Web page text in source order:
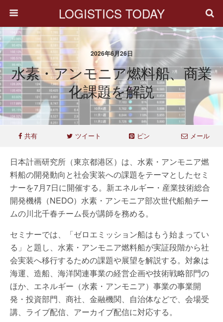
LOGISTICS TODAY
2026年6月26日
水素・アンモニア燃料船、商業
化課題を解説
共有 ツイート ピン メール
日本計画研究所（東京都港区）は、水素・アンモニア燃
料船の開発動向と社会実装への課題をテーマとしたセミ
ナーを7月7日に開催する。新エネルギー・産業技術総合
開発機構（NEDO）水素・アンモニア部次世代船舶チー
ムの川北千春チーム長が講師を務める。
セミナーでは、「ゼロエミッション船はもう始まってい
る」と題し、水素・アンモニア燃料船が実証段階から社
会実装へ移行するための課題や展望を解説する。対象は
海運、造船、海洋関連事業の経営企画や技術戦略部門の
ほか、エネルギー（水素・アンモニア）事業の事業開
発・投資部門、商社、金融機関、自治体などで、会場受
講、ライブ配信、アーカイブ配信に対応する。